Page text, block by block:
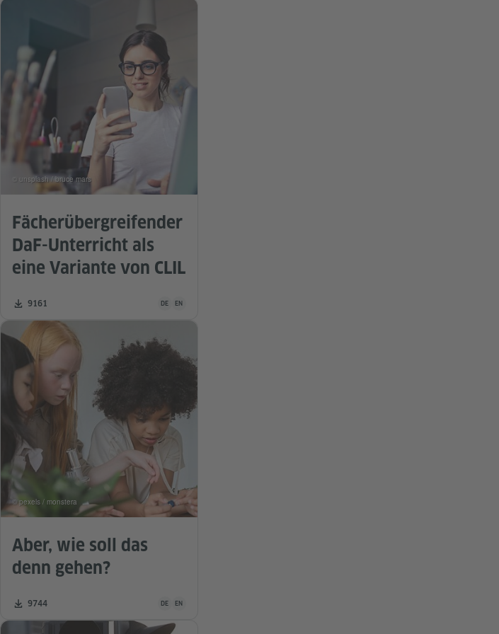
Fächerübergreifender
DaF-Unterricht als
eine Variante von CLIL
Zahl der Downloads:
9161 Unterrichtsmaterial ist in folgenden Sprachen verfügbar Deutsch, Englisch
DE EN
© unsplash / bruce mars
Aber, wie soll das
denn gehen?
Zahl der Downloads:
9744 Unterrichtsmaterial ist in folgenden Sprachen verfügbar Deutsch, Englisch
DE EN
© pexels / monstera